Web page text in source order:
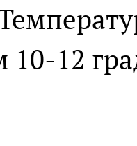
10-12